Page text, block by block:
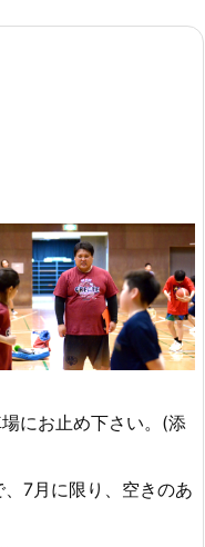
にお止め下さい。(添
7月に限り、空きのあ